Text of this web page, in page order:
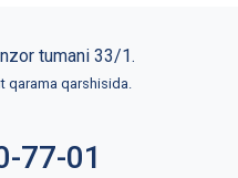
tumani 33/1.
qarama qarshisida.
77-01